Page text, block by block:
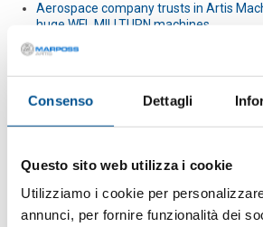
Consenso Dettagli
Questo sito web utilizza i cookie
Utilizziamo i cookie per
annunci, per fornire funzionalità dei
Aerospace company trusts in Artis
huge WFL MILLTURN machines
Several large horizontal doosan lathes
and semi-finish machining are
collision kit systems